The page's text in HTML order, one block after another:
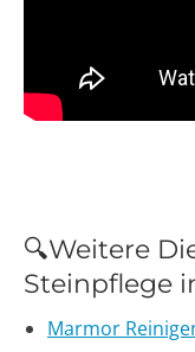
🔍Weitere
Steinpflege
Marmor